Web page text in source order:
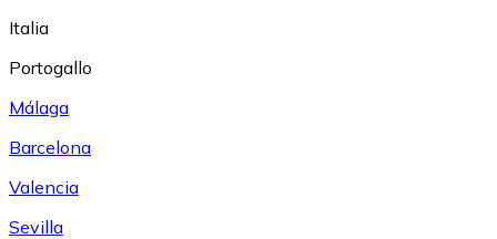
Italia
Portogallo
Málaga
Barcelona
Valencia
Sevilla